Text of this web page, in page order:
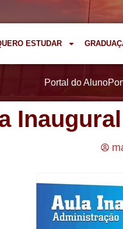
ESTUDAR
Portal do Aluno